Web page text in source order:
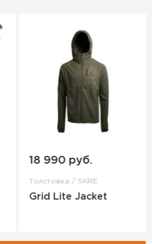
18 990 руб.
Толстовка / SKRE
Grid Lite Jacket